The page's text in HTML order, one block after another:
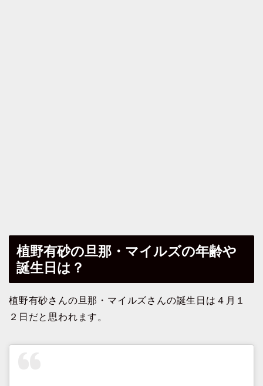
植野有砂の旦那・マイルズの年齢や
誕生日は？
植野有砂さんの旦那・マイルズさんの誕生日は４月１
２日だと思われます。